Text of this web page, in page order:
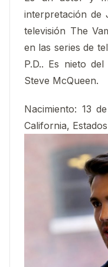
interpretación de
televisión The
en las series de
P.D.. Es nieto
Steve McQueen.
Nacimiento: 13
California,